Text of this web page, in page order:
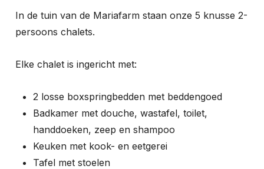
In de tuin van de Mariafarm staan onze 5 knusse 2-
persoons chalets.
Elke chalet is ingericht met:
2 losse boxspringbedden met beddengoed
Badkamer met douche, wastafel, toilet,
handdoeken, zeep en shampoo
Keuken met kook- en eetgerei
Tafel met stoelen